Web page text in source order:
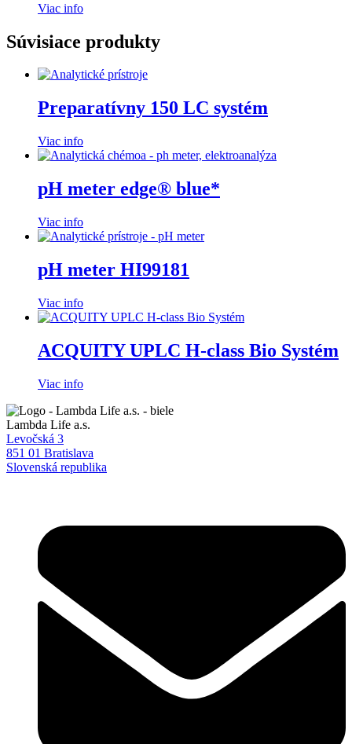
Viac info
Súvisiace produkty
Preparatívny 150 LC systém
Viac info
pH meter edge® blue*
Viac info
pH meter HI99181
Viac info
ACQUITY UPLC H-class Bio Systém
Viac info
Lambda Life a.s.
Levočská 3
851 01 Bratislava
Slovenská republika